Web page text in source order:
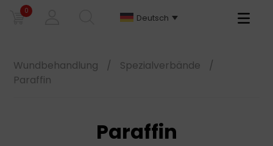
0
Deutsch
Primary
Wundbehandlung / Spezialverbände
/
Paraffin
Paraffin